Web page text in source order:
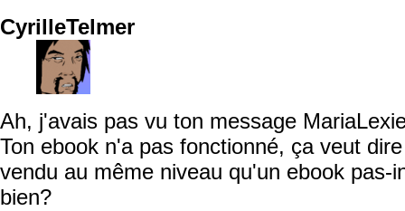
CyrilleTelmer
Ah, j'avais pas vu ton message
Ton ebook n'a pas fonctionné, ça veut
vendu au même niveau qu'un ebook pas-
bien?